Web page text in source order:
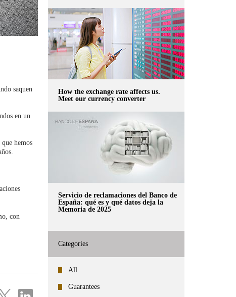
saquen
en un
Abre
en
ventana
que hemos
con
Share
How the exchange rate affects us.
Meet our currency converter
Servicio de reclamaciones del Banco de
España: qué es y qué datos deja la
Memoria de 2025
Categories
All
Guarantees